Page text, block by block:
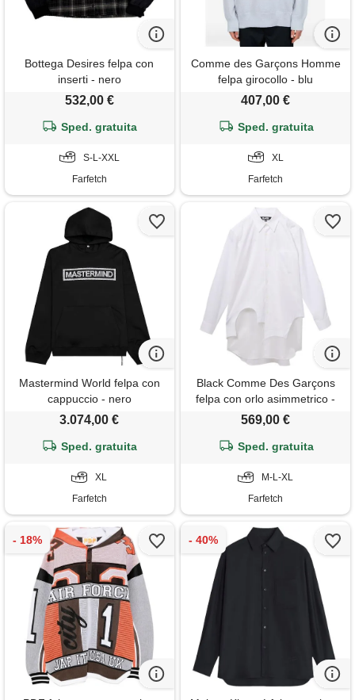
Bottega Desires felpa con
inserti - nero
532,00 €
Sped. gratuita
S-L-XXL
Farfetch
Comme des Garçons Homme
felpa girocollo - blu
407,00 €
Sped. gratuita
XL
Farfetch
Mastermind World felpa con
cappuccio - nero
3.074,00 €
Sped. gratuita
XL
Farfetch
Black Comme Des Garçons
felpa con orlo asimmetrico -
bianco
569,00 €
Sped. gratuita
M-L-XL
Farfetch